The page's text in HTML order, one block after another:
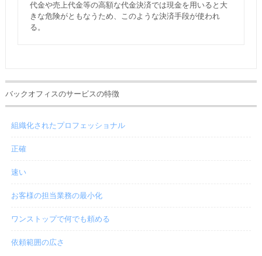
代金や売上代金等の高額な代金決済では現金を用いると大
きな危険がともなうため、このような決済手段が使われ
る。
バックオフィスのサービスの特徴
組織化されたプロフェッショナル
正確
速い
お客様の担当業務の最小化
ワンストップで何でも頼める
依頼範囲の広さ